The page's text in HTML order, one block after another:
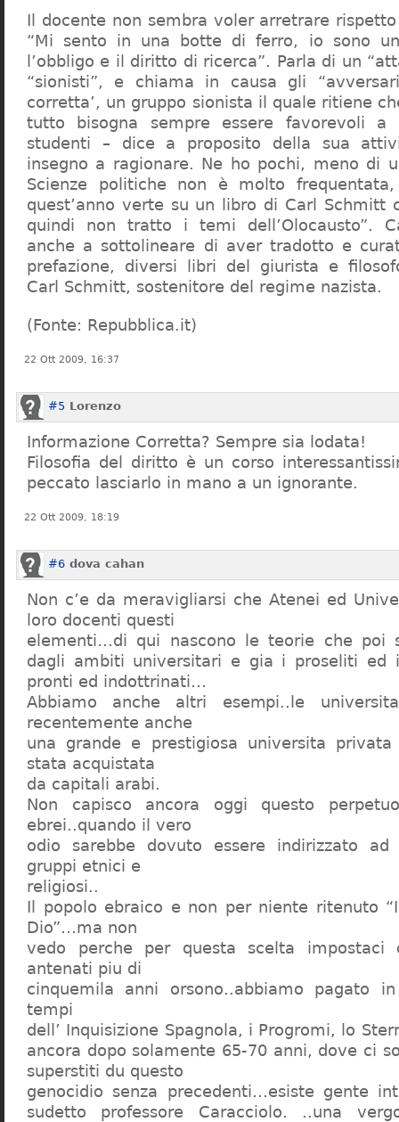
Il docente non sembra voler arretrare
“Mi sento in una botte di ferro, io sono
l’obbligo e il diritto di ricerca”. Parla di un
“sionisti”, e chiama in causa gli
corretta’, un gruppo sionista il quale ritiene
tutto bisogna sempre essere favorevoli a
studenti – dice a proposito della sua
insegno a ragionare. Ne ho pochi, meno di
Scienze politiche non è molto
quest’anno verte su un libro di Carl Schmitt
quindi non tratto i temi dell’Olocausto”.
anche a sottolineare di aver tradotto e
prefazione, diversi libri del giurista e
Carl Schmitt, sostenitore del regime nazista.
(Fonte: Repubblica.it)
22 Ott 2009, 16:37
#5 Lorenzo
Informazione Corretta? Sempre sia lodata!
Filosofia del diritto è un corso
peccato lasciarlo in mano a un ignorante.
22 Ott 2009, 18:19
#6 dova cahan
Non c’e da meravigliarsi che Atenei ed
loro docenti questi
elementi…di qui nascono le teorie che poi
dagli ambiti universitari e gia i proseliti ed
pronti ed indottrinati…
Abbiamo anche altri esempi..le
recentemente anche
una grande e prestigiosa universita
stata acquistata
da capitali arabi.
Non capisco ancora oggi questo
ebrei..quando il vero
odio sarebbe dovuto essere indirizzato
gruppi etnici e
religiosi..
Il popolo ebraico e non per niente ritenuto
Dio”…ma non
vedo perche per questa scelta
antenati piu di
cinquemila anni orsono..abbiamo pagato
tempi
dell’ Inquisizione Spagnola, i Progromi, lo
ancora dopo solamente 65-70 anni, dove ci
superstiti du questo
genocidio senza precedenti…esiste gente
sudetto professore Caracciolo. ..una